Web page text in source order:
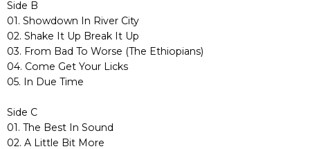
Side B
01. Showdown In River City
02. Shake It Up Break It Up
03. From Bad To Worse (The Ethiopians)
04. Come Get Your Licks
05. In Due Time
Side C
01. The Best In Sound
02. A Little Bit More